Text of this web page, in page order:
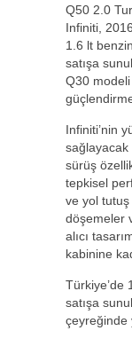
Q50 2.0
Infiniti,
1.6 lt
satışa
Q30
Infiniti’nin
sürüş
tepkisel
ve yol tutuş
döşemeler
alıcı
kabinine
Türkiye’de
satışa
çeyreğinde